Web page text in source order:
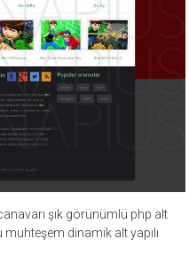
şık görünümlü php alt
muhteşem dinamik alt yapılı